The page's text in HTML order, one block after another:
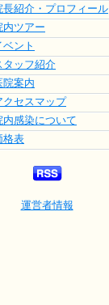
長紹介・プロフィール
内ツアー
ベント
タッフ紹介
院案内
クセスマップ
内感染について
格表
運営者情報